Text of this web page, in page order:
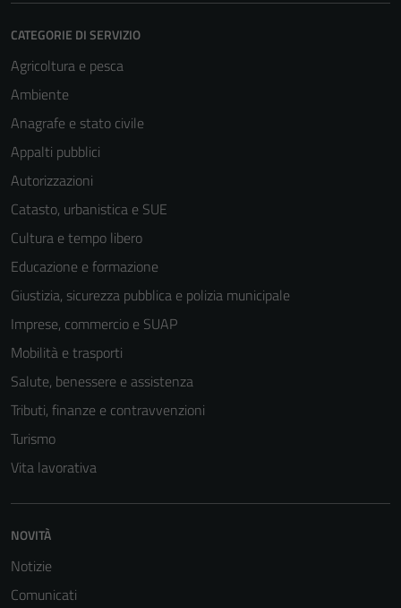
CATEGORIE DI SERVIZIO
Agricoltura e pesca
Ambiente
Anagrafe e stato civile
Appalti pubblici
Autorizzazioni
Catasto, urbanistica e SUE
Cultura e tempo libero
Educazione e formazione
Giustizia, sicurezza pubblica e polizia municipale
Imprese, commercio e SUAP
Mobilità e trasporti
Salute, benessere e assistenza
Tributi, finanze e contravvenzioni
Turismo
Vita lavorativa
NOVITÀ
Notizie
Comunicati